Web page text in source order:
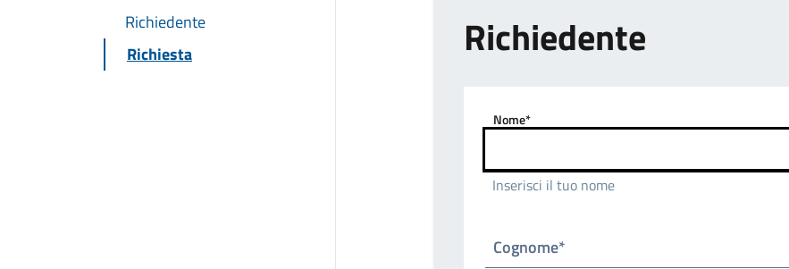
Richiedente
Richiesta
Richiedente
Nome*
Inserisci il tuo nome
Cognome*